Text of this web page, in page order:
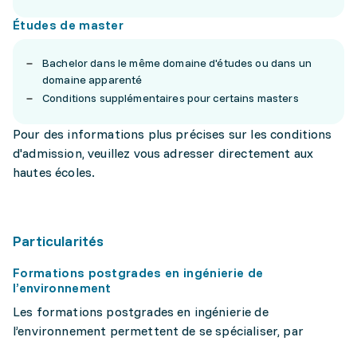
Études de master
Bachelor dans le même domaine d'études ou dans un
domaine apparenté
Conditions supplémentaires pour certains masters
Pour des informations plus précises sur les conditions
d'admission, veuillez vous adresser directement aux
hautes écoles.
Particularités
Formations postgrades en ingénierie de
l’environnement
Les formations postgrades en ingénierie de
l’environnement permettent de se spécialiser, par